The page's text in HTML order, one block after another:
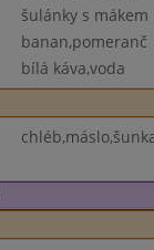
šulánky s mákem
banan,pomeranč
bílá káva,voda